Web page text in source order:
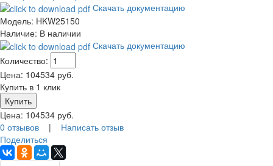
Скачать документацию
Модель: HKW25150
Наличие: В наличии
Скачать документацию
Количество:
Цена: 104534 руб.
Купить в 1 клик
Цена: 104534 руб.
0 отзывов | Написать отзыв
Поделиться